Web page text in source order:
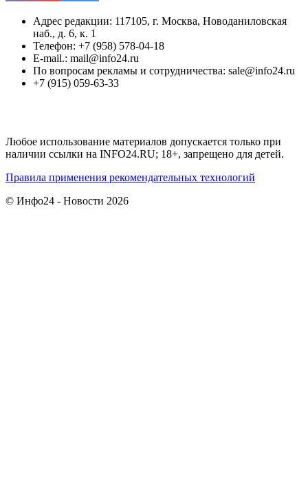
Адрес редакции: 117105, г. Москва, Новоданиловская
наб., д. 6, к. 1
Телефон: +7 (958) 578-04-18
E-mail.: mail@info24.ru
По вопросам рекламы и сотрудничества: sale@info24.ru
+7 (915) 059-63-33
Любое использование материалов допускается только при
наличии ссылки на INFO24.RU; 18+, запрещено для детей.
Правила применения рекомендательных технологий
© Инфо24 - Новости 2026